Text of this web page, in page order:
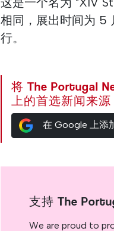
相同，展出时间为 5
行。
将 The Portugal
上的首选新闻来源
在 Google 上添
支持 The
We are proud to